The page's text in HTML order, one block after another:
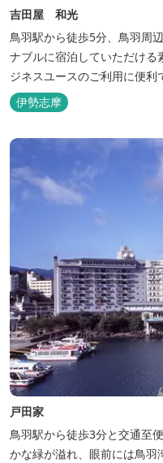
吉田屋 和光
鳥羽駅から徒歩5分、鳥羽周
ナブルに宿泊していただけ
ジネスユースのご利用に便利
伊勢志摩
戸田家
鳥羽駅から徒歩3分と交通至
かな緑が溢れ、眼前には鳥羽